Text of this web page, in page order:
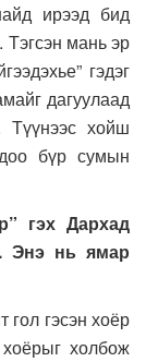
ирээд бид
мань эр
гэдэг
дагуулаад
Түүнээс хойш
бүр сумын
гэх Дархад
Энэ нь ямар
гэсэн хоёр
холбож